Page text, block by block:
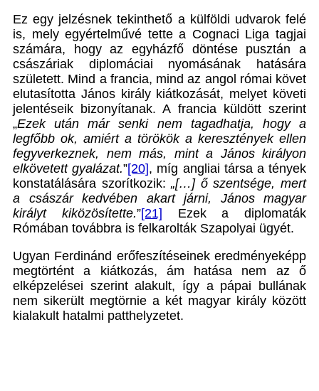
Ez egy jelzésnek tekinthető a külföldi udvarok felé
is, mely egyértelművé tette a Cognaci Liga tagjai
számára, hogy az egyházfő döntése pusztán a
császáriak diplomáciai nyomásának hatására
született. Mind a francia, mind az angol római követ
elutasította János király kiátkozását, melyet követi
jelentéseik bizonyítanak. A francia küldött szerint
„Ezek után már senki nem tagadhatja, hogy a
legfőbb ok, amiért a törökök a keresztények ellen
fegyverkeznek, nem más, mint a János királyon
elkövetett gyalázat.”[20], míg angliai társa a tények
konstatálására szorítkozik:„[…] ő szentsége, mert
a császár kedvében akart járni, János magyar
királyt kiközösítette.”[21] Ezek a diplomaták
Rómában továbbra is felkarolták Szapolyai ügyét.
Ugyan Ferdinánd erőfeszítéseinek eredményeképp
megtörtént a kiátkozás, ám hatása nem az ő
elképzelései szerint alakult, így a pápai bullának
nem sikerült megtörnie a két magyar király között
kialakult hatalmi patthelyzetet.